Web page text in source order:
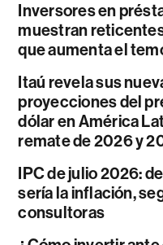
Inversores en
muestran
que aumenta el
Itaú revela sus
proyecciones del
dólar en América
remate de 2026 y
IPC de julio 2026:
sería la inflación,
consultoras